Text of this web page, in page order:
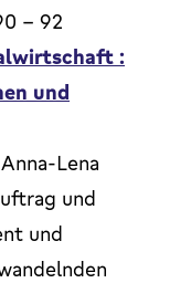
- 92
:
und
Lena
und
und